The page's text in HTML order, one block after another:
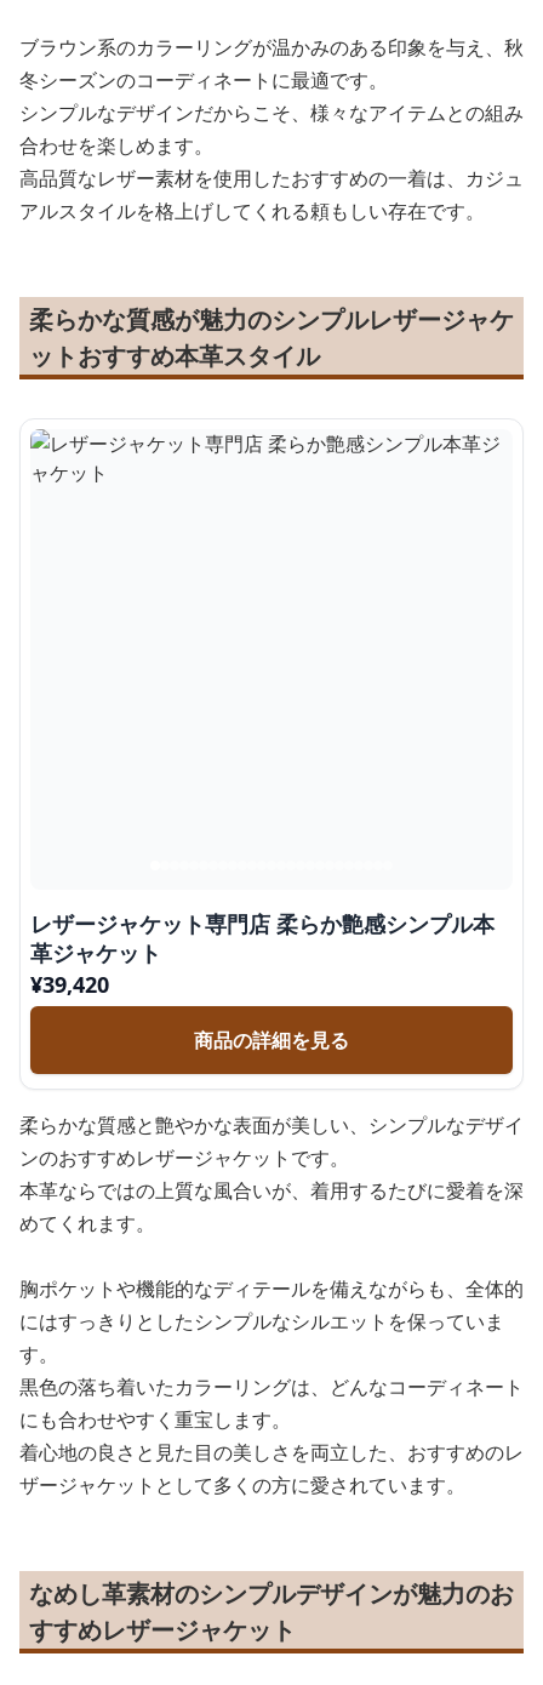
ブラウン系のカラーリングが温かみのある印象を与え、秋
冬シーズンのコーディネートに最適です。
シンプルなデザインだからこそ、様々なアイテムとの組み
合わせを楽しめます。
高品質なレザー素材を使用したおすすめの一着は、カジュ
アルスタイルを格上げしてくれる頼もしい存在です。
柔らかな質感が魅力のシンプルレザージャケ
ットおすすめ本革スタイル
レザージャケット専門店 柔らか艶感シンプル本
革ジャケット
¥39,420
商品の詳細を見る
柔らかな質感と艶やかな表面が美しい、シンプルなデザイ
ンのおすすめレザージャケットです。
本革ならではの上質な風合いが、着用するたびに愛着を深
めてくれます。
胸ポケットや機能的なディテールを備えながらも、全体的
にはすっきりとしたシンプルなシルエットを保っていま
す。
黒色の落ち着いたカラーリングは、どんなコーディネート
にも合わせやすく重宝します。
着心地の良さと見た目の美しさを両立した、おすすめのレ
ザージャケットとして多くの方に愛されています。
なめし革素材のシンプルデザインが魅力のお
すすめレザージャケット